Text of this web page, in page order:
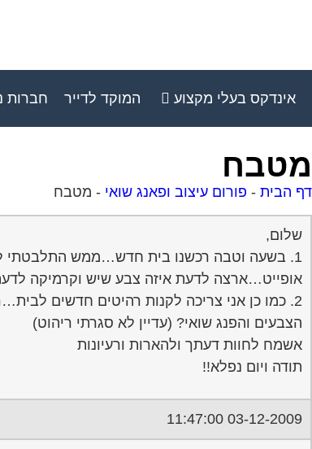
אינדקס בעלי מקצוע המוקד לדייר חברות
מטבח
דף הבית - פורום עיצוב ופאנג שואי - מטבח
שלום,
1. בשעה וטבה רכשנו בית חדש…ממש התלבטתי
אופייט…ארצה לדעת איזה צבע שיש וקרמיקה
2. כמו כן אני צריכה לקנות רהיטים חדשים
הצבעים והפנג שואי? (עדיין לא סגרתי ריהוט)
אשמח לחוות דעתך ולהארות ורעיונות
תודה ויום נפלא!!
03-12-2009 11:47:00